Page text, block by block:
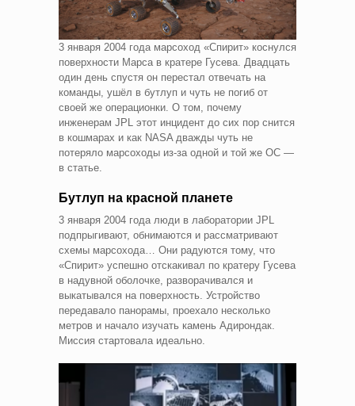
3 января 2004 года марсоход «Спирит» коснулся
поверхности Марса в кратере Гусева. Двадцать
один день спустя он перестал отвечать на
команды, ушёл в бутлуп и чуть не погиб от
своей же операционки. О том, почему
инженерам JPL этот инцидент до сих пор снится
в кошмарах и как NASA дважды чуть не
потеряло марсоходы из-за одной и той же ОС —
в статье.
Бутлуп на красной планете
3 января 2004 года люди в лаборатории JPL
подпрыгивают, обнимаются и рассматривают
схемы марсохода… Они радуются тому, что
«Спирит» успешно отскакивал по кратеру Гусева
в надувной оболочке, разворачивался и
выкатывался на поверхность. Устройство
передавало панорамы, проехало несколько
метров и начало изучать камень Адирондак.
Миссия стартовала идеально.